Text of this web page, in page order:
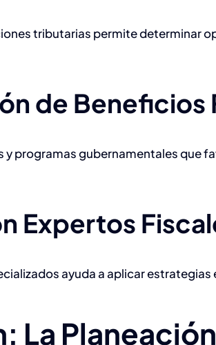
tributarias permite determinar
de Beneficios
y programas gubernamentales que
Expertos
ayuda a aplicar estrategias
La